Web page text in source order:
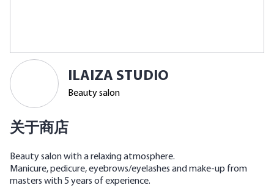
ILAIZA STUDIO
Beauty salon
关于商店
Beauty salon with a relaxing atmosphere.
Manicure, pedicure, eyebrows/eyelashes and make-up from
masters with 5 years of experience.